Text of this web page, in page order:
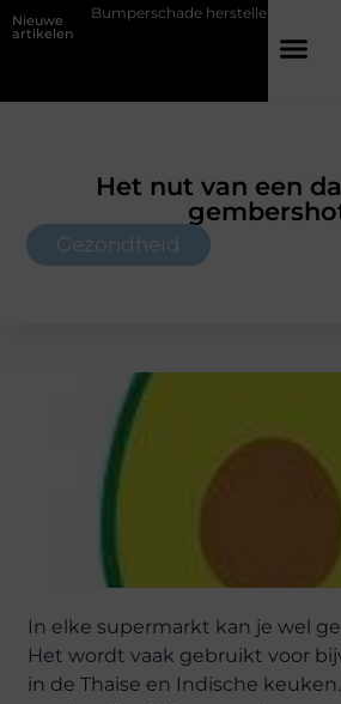
Nieuwe
artikelen
herstellen: repareren of de
Het nut van een
Gezondheid
In elke supermarkt kan je wel
Het wordt vaak gebruikt voor
in de Thaise en Indische